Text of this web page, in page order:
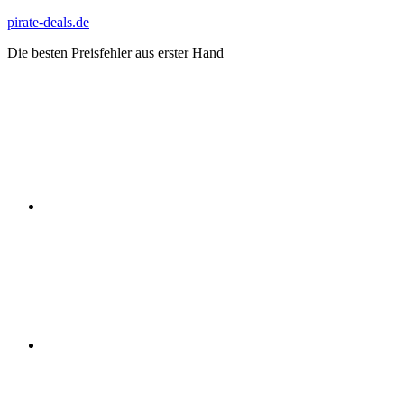
Zum
springen
pirate-deals.de
Die besten Preisfehler aus erster Hand